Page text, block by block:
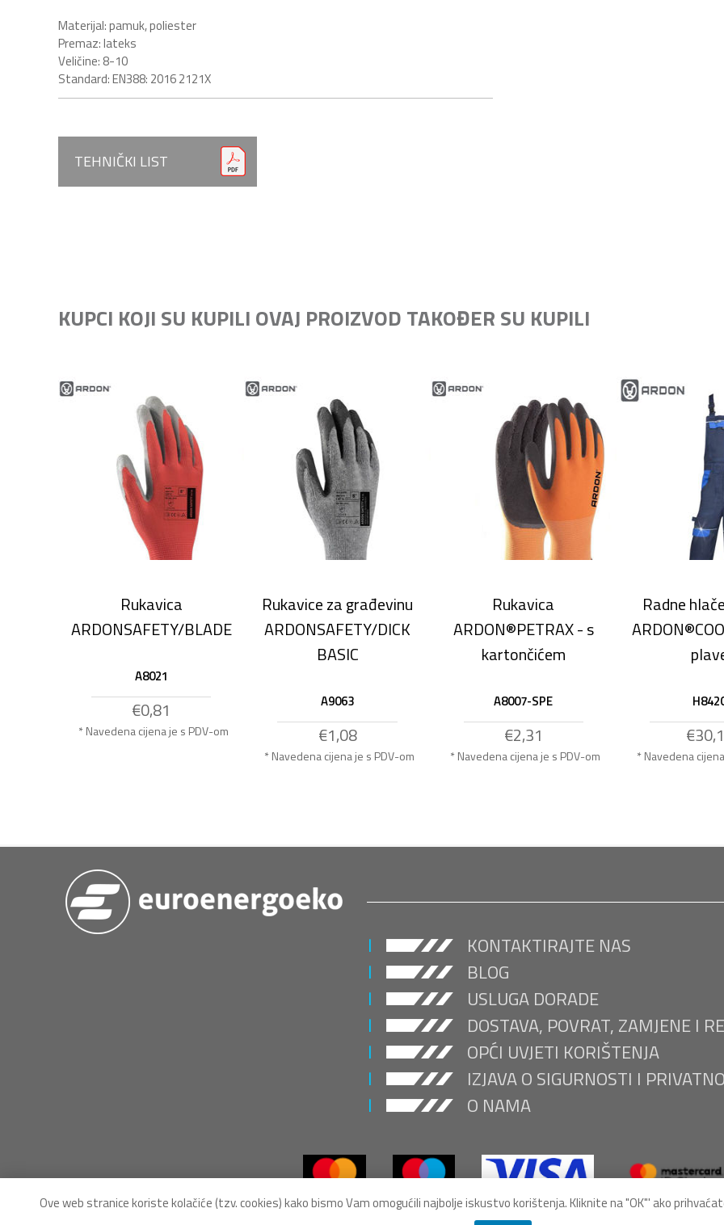
Materijal: pamuk, poliester
Premaz: lateks
Veličine: 8-10
Standard: EN388: 2016 2121X
TEHNIČKI LIST
KUPCI KOJI SU KUPILI OVAJ PROIZVOD TAKOĐER SU KUPILI
Rukavica
ARDONSAFETY/BLADE
A8021
€0,81
* Navedena cijena je s PDV-om
Rukavice za građevinu
ARDONSAFETY/DICK
BASIC
A9063
€1,08
* Navedena cijena je s PDV-om
Rukavica
ARDON®PETRAX - s
kartončićem
A8007-SPE
€2,31
* Navedena cijena je s PDV-om
Radne
* Navedena
KONTAKTIRAJTE NAS
BLOG
USLUGA DORADE
DOSTAVA, POVRAT, ZAMJENE I
OPĆI UVJETI KORIŠTENJA
IZJAVA O SIGURNOSTI I
O NAMA
Ove web stranice koriste kolačiće (tzv. cookies) kako bismo Vam omogućili najbolje iskustvo korištenja. Kliknite na "OK"' ako